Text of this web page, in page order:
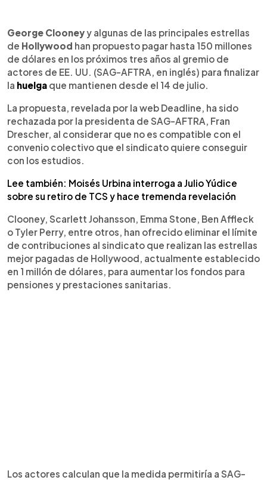
Escuchar artículo
George Clooneyy algunas de las principales estrellas
de Hollywood han propuesto pagar hasta 150 millones
de dólares en los próximos tres años al gremio de
actores de EE. UU. (SAG-AFTRA, en inglés) para finalizar
la huelga que mantienen desde el 14 de julio.
La propuesta, revelada por la web Deadline, ha sido
rechazada por la presidenta de SAG-AFTRA, Fran
Drescher, al considerar que no es compatible con el
convenio colectivo que el sindicato quiere conseguir
con los estudios.
Lee también: Moisés Urbina interroga a Julio Yúdice
sobre su retiro de TCS y hace tremenda revelación
Clooney, Scarlett Johansson, Emma Stone, Ben Affleck
o Tyler Perry, entre otros, han ofrecido eliminar el límite
de contribuciones al sindicato que realizan las estrellas
mejor pagadas de Hollywood, actualmente establecido
en 1 millón de dólares, para aumentar los fondos para
pensiones y prestaciones sanitarias.
Los actores calculan que la medida permitiría a SAG-